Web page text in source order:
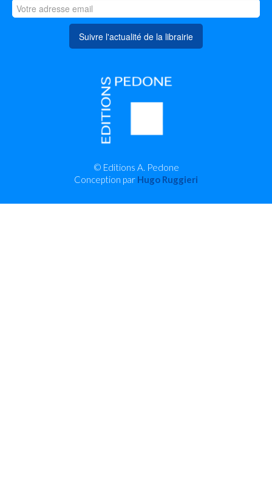
Suivre l'actualité de la librairie
© Editions A. Pedone
Conception par Hugo Ruggieri